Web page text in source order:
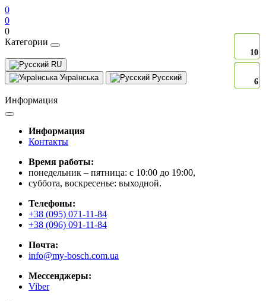
0
0
0
Категории
RU
Українська
Русский
Информация
Информация
Контакты
Время работы:
понедельник – пятница: с 10:00 до 19:00,
суббота, воскресенье: выходной.
Телефоны:
+38 (095) 071-11-84
+38 (096) 091-11-84
Почта:
info@my-bosch.com.ua
Мессенджеры:
Viber
10
6
10
6
10
6
10
6
10
6
10
6
10
6
10
6
10
6
10
6
10
6
10
6
10
6
10
6
10
6
10
6
10
6
10
6
10
6
10
6
10
6
10
6
10
6
10
6
10
6
10
6
10
6
10
6
10
6
10
6